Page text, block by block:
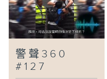
警聲360
#127